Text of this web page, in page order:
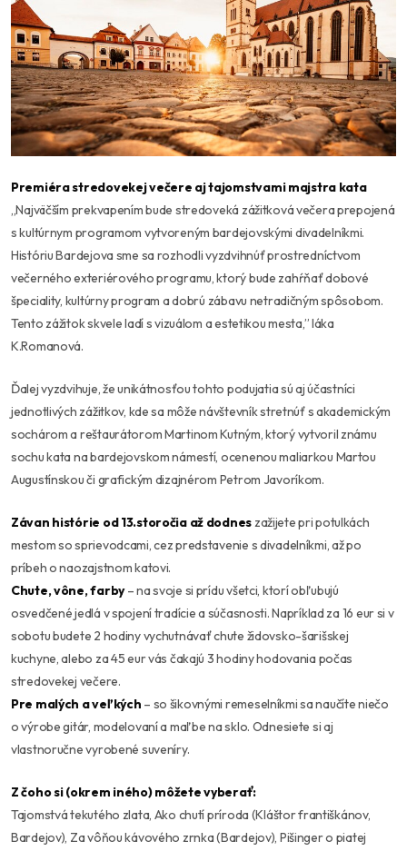
Premiéra stredovekej večere aj tajomstvami majstra kata
,,Najväčším prekvapením bude stredoveká zážitková večera prepojená
s kultúrnym programom vytvoreným bardejovskými divadelníkmi.
Históriu Bardejova sme sa rozhodli vyzdvihnúť prostredníctvom
večerného exteriérového programu, ktorý bude zahŕňať dobové
špeciality, kultúrny program a dobrú zábavu netradičným spôsobom.
Tento zážitok skvele ladí s vizuálom a estetikou mesta,” láka
K.Romanová.
Ďalej vyzdvihuje, že unikátnosťou tohto podujatia sú aj účastníci
jednotlivých zážitkov, kde sa môže návštevník stretnúť s akademickým
sochárom a reštaurátorom Martinom Kutným, ktorý vytvoril známu
sochu kata na bardejovskom námestí, ocenenou maliarkou Martou
Augustínskou či grafickým dizajnérom Petrom Javoríkom.
Závan histórie od 13.storočia až dodneszažijete pri potulkách
mestom so sprievodcami, cez predstavenie s divadelníkmi, až po
príbeh o naozajstnom katovi.
Chute, vône, farby– na svoje si prídu všetci, ktorí obľubujú
osvedčené jedlá v spojení tradície a súčasnosti. Napríklad za 16 eur si v
sobotu budete 2 hodiny vychutnávať chute židovsko-šarišskej
kuchyne, alebo za 45 eur vás čakajú 3 hodiny hodovania počas
stredovekej večere.
Pre malých a veľkých – so šikovnými remeselníkmi sa naučíte niečo
o výrobe gitár, modelovaní a maľbe na sklo. Odnesiete si aj
vlastnoručne vyrobené suveníry.
Z čoho si (okrem iného) môžete vyberať:
Tajomstvá tekutého zlata, Ako chutí príroda (Kláštor františkánov,
Bardejov), Za vôňou kávového zrnka (Bardejov), Pišinger o piatej